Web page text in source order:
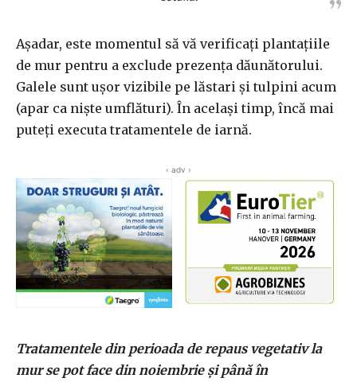
Așadar, este momentul să vă verificați plantațiile
de mur pentru a exclude prezența dăunătorului.
Galele sunt ușor vizibile pe lăstari și tulpini acum
(apar ca niște umflături). În același timp, încă mai
puteți executa tratamentele de iarnă.
‹ adv ›
Tratamentele din perioada de repaus vegetativ la
mur se pot face din noiembrie și până în